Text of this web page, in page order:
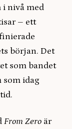
i nivå med
– ett
början. Det
som bandet
som idag
From Zero är